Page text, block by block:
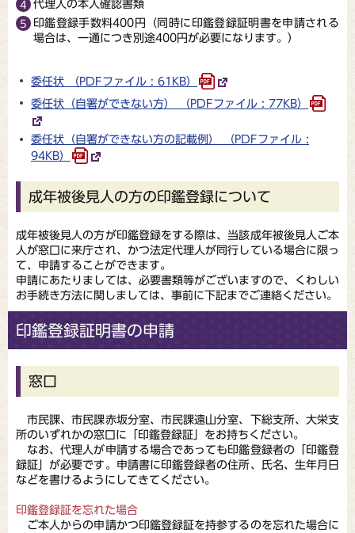
代理人の本人確認書類
印鑑登録手数料400円（同時に印鑑登録証明書を申請される
場合は、一通につき別途400円が必要になります。）
委任状 （PDFファイル : 61KB）
委任状（自署ができない方） （PDFファイル : 77KB）
委任状（自署ができない方の記載例） （PDFファイル :
94KB）
成年被後見人の方の印鑑登録について
成年被後見人の方が印鑑登録をする際は、当該成年被後見人ご本
人が窓口に来庁され、かつ法定代理人が同行している場合に限っ
て、申請することができます。
申請にあたりましては、必要書類等がございますので、くわしい
お手続き方法に関しましては、事前に下記までご連絡ください。
印鑑登録証明書の申請
窓口
市民課、市民課赤坂分室、市民課遠山分室、下総支所、大栄支
所のいずれかの窓口に「印鑑登録証」をお持ちください。
なお、代理人が申請する場合であっても印鑑登録者の「印鑑登
録証」が必要です。申請書に印鑑登録者の住所、氏名、生年月日
などを書けるようにしてきてください。
印鑑登録証を忘れた場合
ご本人からの申請かつ印鑑登録証を持参するのを忘れた場合に